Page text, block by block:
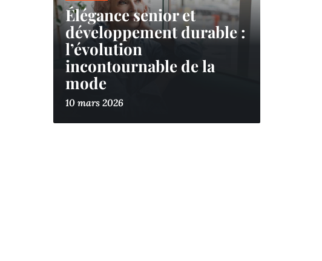
Élégance senior et
développement durable :
l’évolution
incontournable de la
mode
10 mars 2026